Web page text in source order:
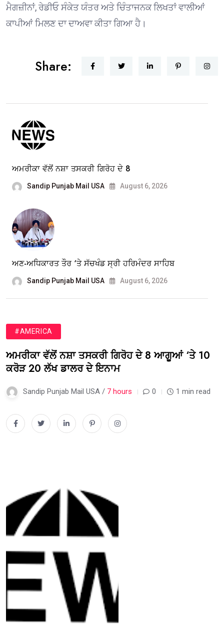
ਮੈਗਜ਼ੀਨਾਂ, ਰੇਡੀਓ ਸੰਕੇਤ ਯੰਤਰ ਅਤੇ ਚਿੰਤਾਜਨਕ ਲਿਖਤਾਂ ਵਾਲੀਆਂ
ਕਾਪੀਆਂ ਮਿਲਣ ਦਾ ਦਾਅਵਾ ਕੀਤਾ ਗਿਆ ਹੈ।
Share:
ਅਮਰੀਕਾ ਵੱਲੋਂ ਨਸ਼ਾ ਤਸਕਰੀ ਗਿਰੋਹ ਦੇ 8
Sandip Punjab Mail USA August 6, 2026
ਅਣ-ਅਧਿਕਾਰਤ ਤੌਰ ‘ਤੇ ਸੱਚਖੰਡ ਸ੍ਰੀ ਹਰਿਮੰਦਰ ਸਾਹਿਬ
Sandip Punjab Mail USA August 6, 2026
#AMERICA
ਅਮਰੀਕਾ ਵੱਲੋਂ ਨਸ਼ਾ ਤਸਕਰੀ ਗਿਰੋਹ ਦੇ 8 ਆਗੂਆਂ ‘ਤੇ 10
ਕਰੋੜ 20 ਲੱਖ ਡਾਲਰ ਦੇ ਇਨਾਮ
Sandip Punjab Mail USA / 7 hours 0 1 min read